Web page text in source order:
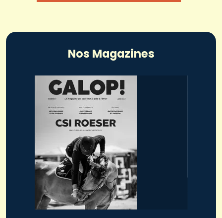
Nos Magazines